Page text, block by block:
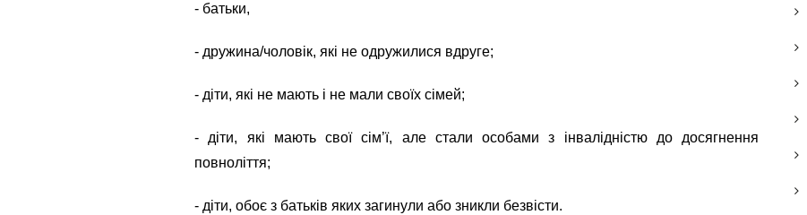
- батьки,
- дружина/чоловік, які не одружилися вдруге;
- діти, які не мають і не мали своїх сімей;
- діти, які мають свої сім’ї, але стали особами з інвалідністю до досягнення
повноліття;
- діти, обоє з батьків яких загинули або зникли безвісти.